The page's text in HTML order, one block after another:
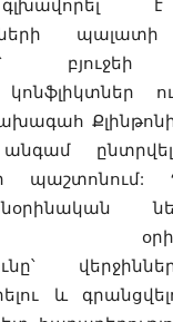
պալատի
և